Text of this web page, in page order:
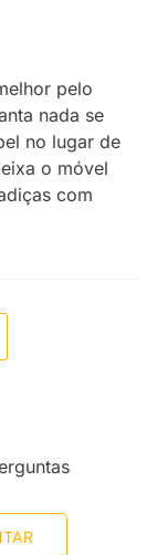
pelo
nada se
no lugar de
o móvel
com